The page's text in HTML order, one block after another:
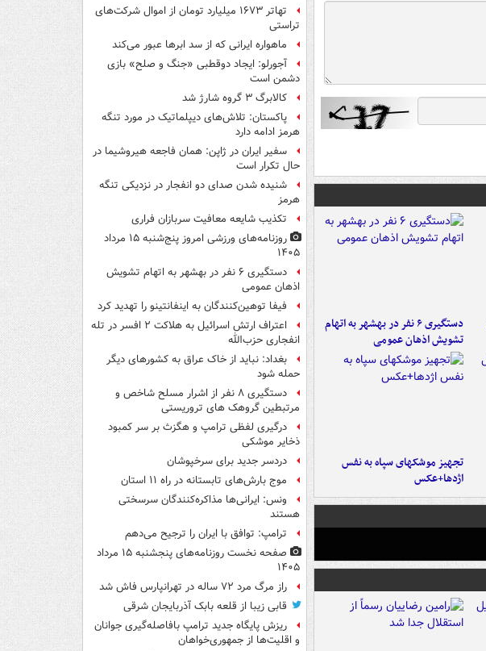
دستگیری ۶ نفر در بهشهر به اتهام
تشویش اذهان عمومی
تجهیز موشکهای سپاه به نفس
اژدها+عکس
تهاتر ۱۶۷۳ میلیارد تومان از اموال شرکت‌های
تراستی
ماهواره ایرانی که از سد ابرها عبور می‌کند
آجورلو: ایجاد دوقطبی «جنگ و صلح‌» بازی
دشمن است
کالابرگ ۳ گروه شارژ شد
پاکستان: تلاش‌های دیپلماتیک در مورد تنگه
هرمز ادامه دارد
سفیر ایران در ژاپن: همان فاجعه هیروشیما در
حال تکرار است
شنیده شدن صدای دو انفجار در نزدیکی تنگه
هرمز
تکذیب شایعه معافیت سربازان فراری
روزنامه‌های ورزشی امروز پنج‌شنبه ۱۵ مرداد
۱۴۰۵
دستگیری ۶ نفر در بهشهر به اتهام تشویش
اذهان عمومی
فیفا توهین‌کنندگان به اینفانتینو را تهدید کرد
اعتراف ارتش اسرائیل به هلاکت ۲ افسر در تله
انفجاری حزب‌الله
بغداد: نباید از خاک عراق به کشورهای دیگر
حمله شود
دستگیری ۸ نفر از اشرار مسلح شاخص و
مرتبطین گروهک های تروریستی
درگیری لفظی ترامپ و هگزث بر سر کمبود
ذخایر موشکی
دردسر جدید برای سرخپوشان
موج بارش‌های تابستانه در راه ۱۱ استان
ونس: ایرانی‌ها مذاکره‌کنندگان سرسختی
هستند
ترامپ: توافق با ایران را ترجیح می‌دهم
صفحه نخست روزنامه‌های پنجشنبه ۱۵ مرداد
۱۴۰۵
راز مرگ مرد ۷۲ ساله در تهرانپارس فاش شد
قابی زیبا از قلعه بابک آذربایجان شرقی
ریزش پایگاه جدید ترامپ بافاصله‌گیری جوانان
و اقلیت‌ها از جمهوری‌خواهان